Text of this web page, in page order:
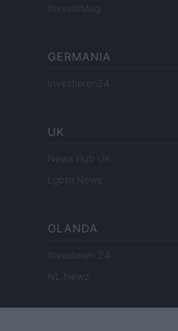
InvestirMag
GERMANIA
Investieren24
UK
News Hub UK
Lgbtq News
OLANDA
Investeren 24
NL Newz